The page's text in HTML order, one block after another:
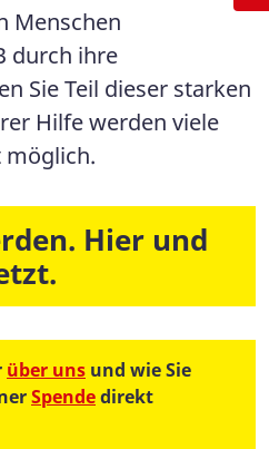
Menschen
durch ihre
Sie Teil dieser starken
Hilfe werden viele
möglich.
Hier und
über uns und wie Sie
Spendedirekt